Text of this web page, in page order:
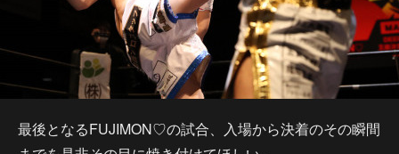
最後となるFUJIMON♡の試合、入場から決着のその瞬間